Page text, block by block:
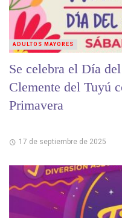
Se celebra el Día
Clemente del Tuyú
Primavera
17 de septiembre de 2025
ADULTOS MAYORES